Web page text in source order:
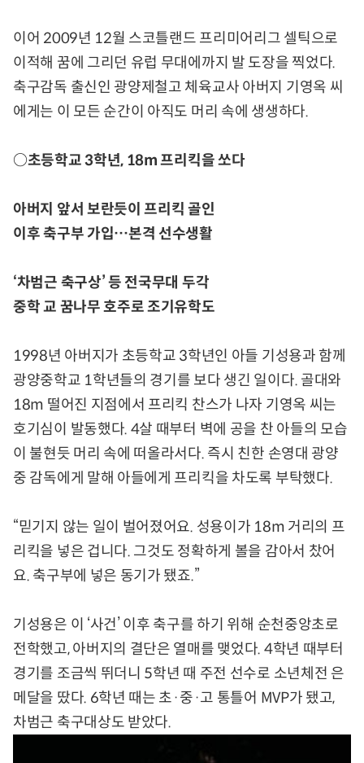
이어 2009년 12월 스코틀랜드 프리미어리그 셀틱으로
이적해 꿈에 그리던 유럽 무대에까지 발 도장을 찍었다.
축구감독 출신인 광양제철고 체육교사 아버지 기영옥 씨
에게는 이 모든 순간이 아직도 머리 속에 생생하다.
○초등학교 3학년, 18m 프리킥을 쏘다
아버지 앞서 보란듯이 프리킥 골인
이후 축구부 가입…본격 선수생활
‘차범근 축구상’ 등 전국무대 두각
중학 교 꿈나무 호주로 조기유학도
1998년 아버지가 초등학교 3학년인 아들 기성용과 함께
광양중학교 1학년들의 경기를 보다 생긴 일이다. 골대와
18m 떨어진 지점에서 프리킥 찬스가 나자 기영옥 씨는
호기심이 발동했다. 4살 때부터 벽에 공을 찬 아들의 모습
이 불현듯 머리 속에 떠올라서다. 즉시 친한 손영대 광양
중 감독에게 말해 아들에게 프리킥을 차도록 부탁했다.
“믿기지 않는 일이 벌어졌어요. 성용이가 18m 거리의 프
리킥을 넣은 겁니다. 그것도 정확하게 볼을 감아서 찼어
요. 축구부에 넣은 동기가 됐죠.”
기성용은 이 ‘사건’ 이후 축구를 하기 위해 순천중앙초로
전학했고, 아버지의 결단은 열매를 맺었다. 4학년 때부터
경기를 조금씩 뛰더니 5학년 때 주전 선수로 소년체전 은
메달을 땄다. 6학년 때는 초·중·고 통틀어 MVP가 됐고,
차범근 축구대상도 받았다.